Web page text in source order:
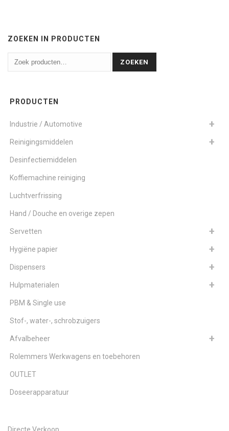
ZOEKEN IN PRODUCTEN
ZOEKEN
PRODUCTEN
Industrie / Automotive
Reinigingsmiddelen
Desinfectiemiddelen
Koffiemachine reiniging
Luchtverfrissing
Hand / Douche en overige zepen
Servetten
Hygiëne papier
Dispensers
Hulpmaterialen
PBM & Single use
Stof-, water-, schrobzuigers
Afvalbeheer
Rolemmers Werkwagens en toebehoren
OUTLET
Doseerapparatuur